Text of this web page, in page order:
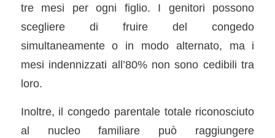
tre mesi per ogni figlio. I genitori possono
scegliere di fruire del congedo
simultaneamente o in modo alternato, ma i
mesi indennizzati all’80% non sono cedibili tra
loro.
Inoltre, il congedo parentale totale riconosciuto
al nucleo familiare può raggiungere